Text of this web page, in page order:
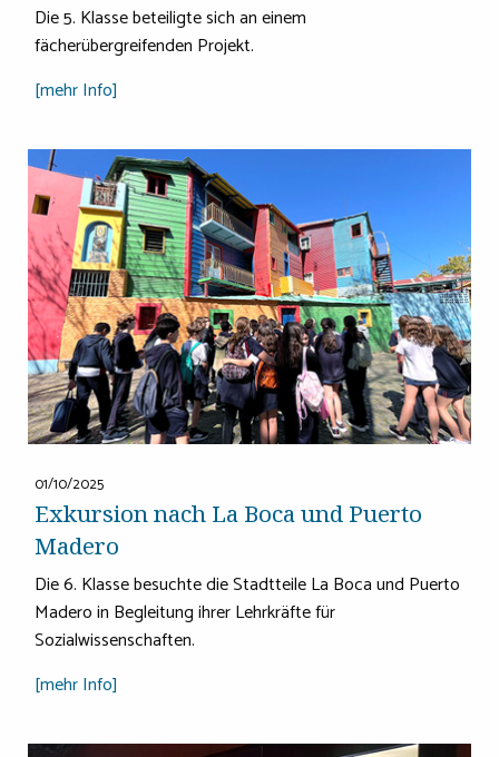
Die 5. Klasse beteiligte sich an einem
fächerübergreifenden Projekt.
[mehr Info]
01/10/2025
Exkursion nach La Boca und Puerto
Madero
Die 6. Klasse besuchte die Stadtteile La Boca und Puerto
Madero in Begleitung ihrer Lehrkräfte für
Sozialwissenschaften.
[mehr Info]